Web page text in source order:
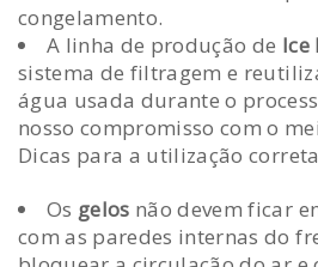
congelamento.
A linha de produção de Ice
sistema de filtragem e
água usada durante o
nosso compromisso com o
Dicas para a utilização
Os gelos não devem ficar
com as paredes internas do